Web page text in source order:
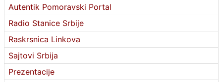
Autentik Pomoravski Portal
Radio Stanice Srbije
Raskrsnica Linkova
Sajtovi Srbija
Prezentacije